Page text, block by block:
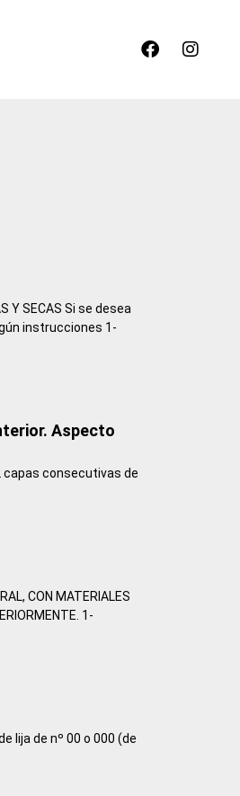
F
a
I
n
Y SECAS Si se desea
instrucciones 1-
Aspecto
capas consecutivas de
CON MATERIALES
1-
lija de nº 00 o 000 (de